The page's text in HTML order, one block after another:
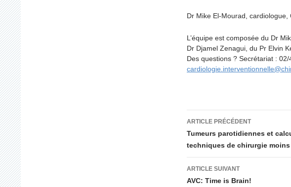
Dr Mike El-Mourad, cardiologue,
L’équipe est composée du Dr
Dr Djamel Zenagui, du Pr Elvin
Des questions ? Secrétariat :
Navigation
des
articles
ARTICLE PRÉCÉDENT
Tumeurs parotidiennes et
techniques de chirurgie
ARTICLE SUIVANT
AVC: Time is Brain!